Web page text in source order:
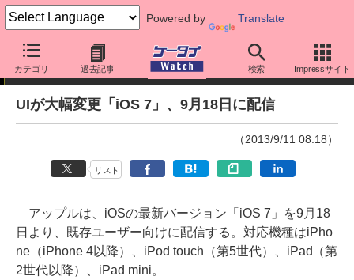
Powered by Translate
カテゴリ 過去記事 検索 Impressサイト
ニュース
UIが大幅変更「iOS 7」、9月18日に配信
（2013/9/11 08:18）
リスト
アップルは、iOSの最新バージョン「iOS 7」を9月18
日より、既存ユーザー向けに配信する。対応機種はiPho
ne（iPhone 4以降）、iPod touch（第5世代）、iPad（第
2世代以降）、iPad mini。